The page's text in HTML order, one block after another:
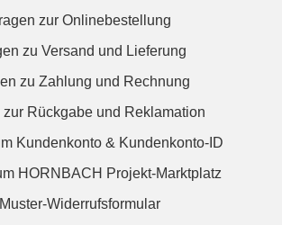
zur Onlinebestellung
zu Versand und Lieferung
zu Zahlung und Rechnung
zur Rückgabe und Reklamation
Kundenkonto & Kundenkonto-ID
HORNBACH Projekt-Marktplatz
Muster-Widerrufsformular